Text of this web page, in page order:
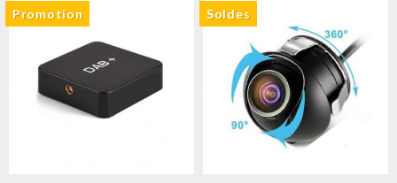
Promotion Soldes